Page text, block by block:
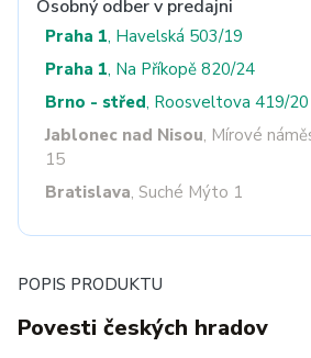
Osobný odber v predajni
Praha 1, Havelská 503/19
Praha 1, Na Příkopě 820/24
Brno - střed, Roosveltova 419/20
Jablonec nad Nisou, Mírové
15
Bratislava, Suché Mýto 1
POPIS PRODUKTU
Povesti českých hradov